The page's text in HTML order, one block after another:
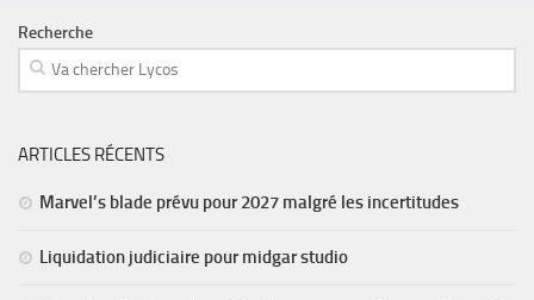
Recherche
ARTICLES RÉCENTS
Marvel’s blade prévu pour 2027 malgré les incertitudes
Liquidation judiciaire pour midgar studio